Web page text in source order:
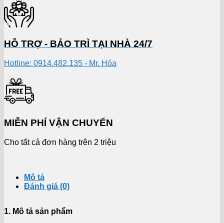
HỖ TRỢ - BẢO TRÌ TẠI NHÀ 24/7
Hotline: 0914.482.135 - Mr. Hóa
MIỄN PHÍ VẬN CHUYỂN
Cho tất cả đơn hàng trên 2 triệu
Mô tả
Đánh giá (0)
1. Mô tả sản phẩm